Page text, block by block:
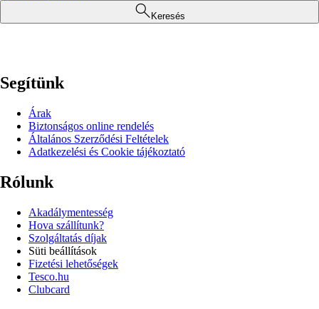
Keresés
Segítünk
Árak
Biztonságos online rendelés
Általános Szerződési Feltételek
Adatkezelési és Cookie tájékoztató
Rólunk
Akadálymentesség
Hova szállítunk?
Szolgáltatás díjak
Süti beállítások
Fizetési lehetőségek
Tesco.hu
Clubcard